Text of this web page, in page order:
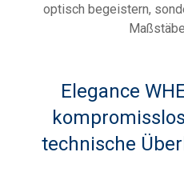
optisch begeistern,
Elegance
technische